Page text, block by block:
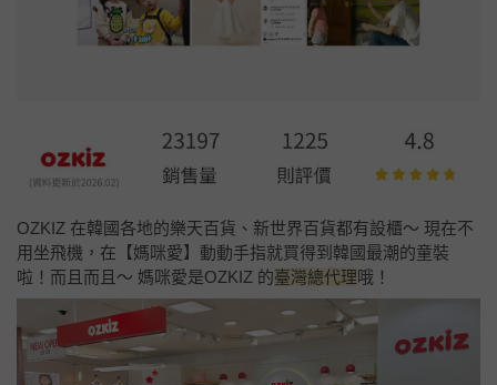
OZKIZ 在韓國各地的樂天百貨、新世界百貨都有設櫃～ 現在不
用坐飛機，在【媽咪愛】動動手指就買得到韓國最潮的童裝
啦！而且而且～ 媽咪愛是OZKIZ 的臺灣總代理哦！